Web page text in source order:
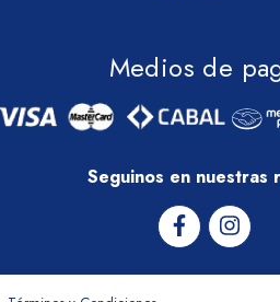
Medios de
Seguinos en nuestras